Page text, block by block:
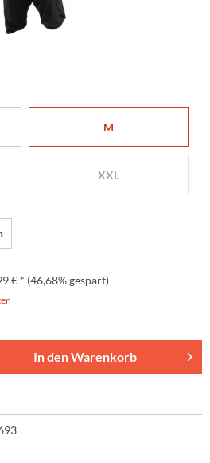
M
XXL
€ * (46,68% gespart)
In denWarenkorb